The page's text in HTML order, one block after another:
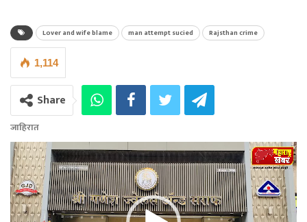
Lover and wife blame man attempt sucied Rajsthan crime
1,114
Share
जाहिरात
Video
Player